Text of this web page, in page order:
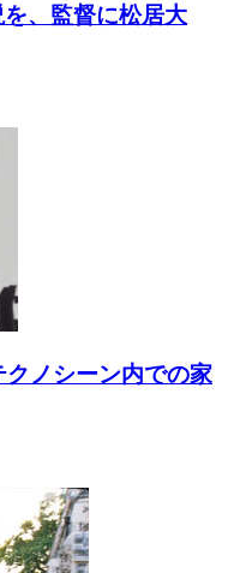
、監督に松居大
ノシーン内での家